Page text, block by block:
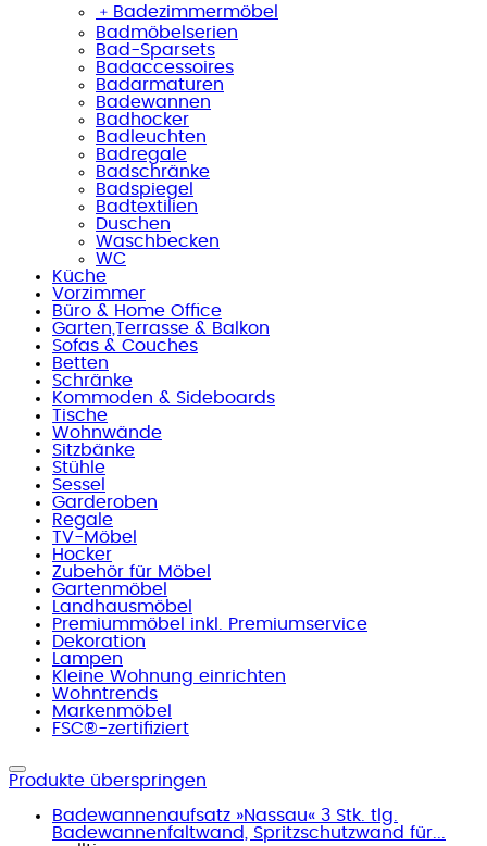
﹢ Badezimmermöbel
Badmöbelserien
Bad-Sparsets
Badaccessoires
Badarmaturen
Badewannen
Badhocker
Badleuchten
Badregale
Badschränke
Badspiegel
Badtextilien
Duschen
Waschbecken
WC
Küche
Vorzimmer
Büro & Home Office
Garten,Terrasse & Balkon
Sofas & Couches
Betten
Schränke
Kommoden & Sideboards
Tische
Wohnwände
Sitzbänke
Stühle
Sessel
Garderoben
Regale
TV-Möbel
Hocker
Zubehör für Möbel
Gartenmöbel
Landhausmöbel
Premiummöbel inkl. Premiumservice
Dekoration
Lampen
Kleine Wohnung einrichten
Wohntrends
Markenmöbel
FSC®-zertifiziert
Produkte überspringen
Badewannenaufsatz »Nassau« 3 Stk. tlg.
Badewannenfaltwand, Spritzschutzwand für...